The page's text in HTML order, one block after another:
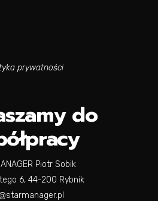
prywatności
do
Piotr Sobik
6, 44-200 Rybnik